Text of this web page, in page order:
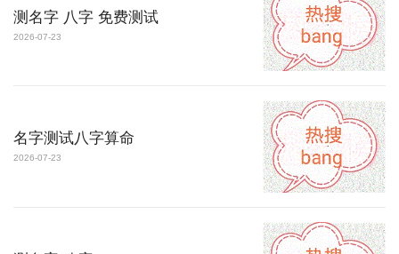
测名字 八字 免费测试
2026-07-23
名字测试八字算命
2026-07-23